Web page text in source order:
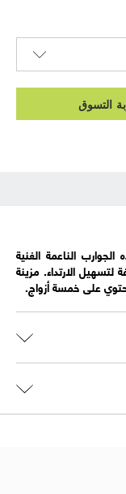
التسوق
الناعمة الغنية
الارتداء. مزينة
على خمسة أزواج.